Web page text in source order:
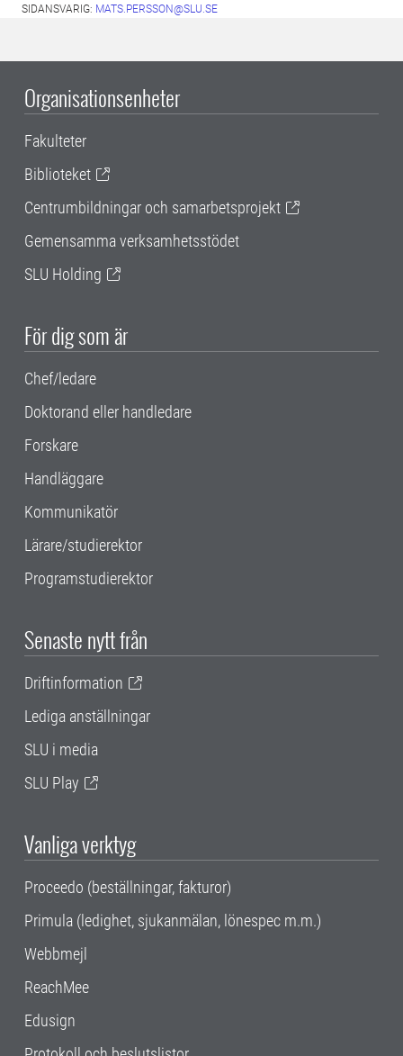
SIDANSVARIG: MATS.PERSSON@SLU.SE
Organisationsenheter
Fakulteter
Biblioteket
Centrumbildningar och samarbetsprojekt
Gemensamma verksamhetsstödet
SLU Holding
För dig som är
Chef/ledare
Doktorand eller handledare
Forskare
Handläggare
Kommunikatör
Lärare/studierektor
Programstudierektor
Senaste nytt från
Driftinformation
Lediga anställningar
SLU i media
SLU Play
Vanliga verktyg
Proceedo (beställningar, fakturor)
Primula (ledighet, sjukanmälan, lönespec m.m.)
Webbmejl
ReachMee
Edusign